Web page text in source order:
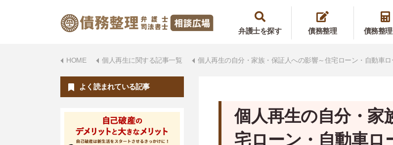
弁護士を探す 債務整理 債務整
HOME 個人再生に関する記事一覧 個人再生の自分・家族・保証人への影響～住宅ローン・自動車ロ
個人再生の自分・家
宅ローン・自動車ロ
よく読まれている記事